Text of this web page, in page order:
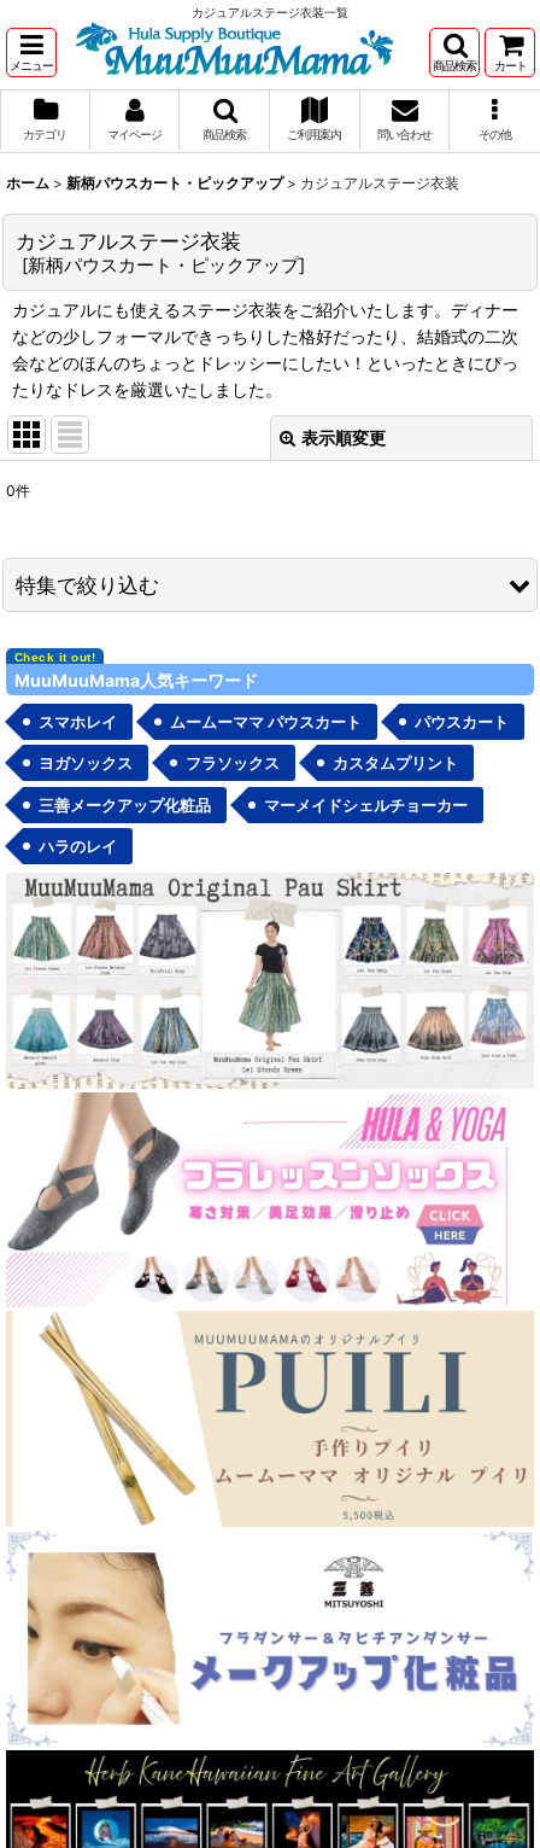
カジュアルステージ衣装一覧
メニュー 商品検索 カート
カテゴリ マイページ 商品検索 ご利用案内 問い合わせ その他
ホーム > 新柄パウスカート・ピックアップ > カジュアルステージ衣装
カジュアルステージ衣装
[新柄パウスカート・ピックアップ]
カジュアルにも使えるステージ衣装をご紹介いたします。ディナー
などの少しフォーマルできっちりした格好だったり、結婚式の二次
会などのほんのちょっとドレッシーにしたい！といったときにぴっ
たりなドレスを厳選いたしました。
表示順変更
在庫あり
並び順:
絞り込む
0件
特集で絞り込む
無地ボディ
セール品&見切り品
ネコポス対応商品一覧
舞台衣装／ステージ衣装
カジュアルウェア
カジュアルステージ衣装
ハワイアンウェディング参列用
ハワイアンブランド
ゆったり派商品
MuuMuuMama人気キーワード
スマホレイ ムームーママ パウスカート パウスカート
ヨガソックス フラソックス カスタムプリント
三善メークアップ化粧品 マーメイドシェルチョーカー
ハラのレイ